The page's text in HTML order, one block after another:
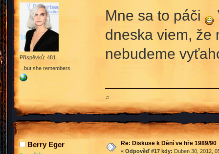
Příspěvků: 481
...but she remembers.
Mne sa to páči
dneska viem, že
nebudeme
♫
Berry Eger Re: Diskuse k Dění ve hře 1989/90
« Odpověď #17 kdy: Duben 30, 2012,